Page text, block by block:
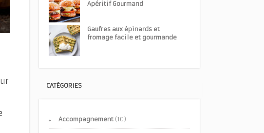
Apéritif Gourmand
Gaufres aux épinards et
fromage facile et gourmande
CATÉGORIES
Accompagnement (10)